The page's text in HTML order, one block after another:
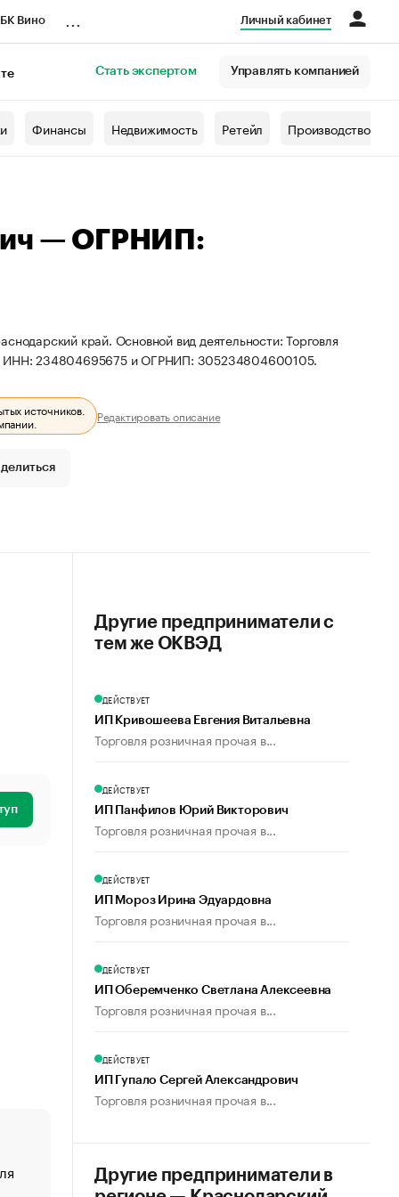
Вино Личный кабинет
Стать экспертом Управлять компанией
Финансы Недвижимость Ретейл Производство
— ОГРНИП:
край. Основной вид деятельности: Торговля
ИНН: 234804695675 и ОГРНИП: 305234804600105.
источников.
Редактировать описание
«От спорта тело стареет иначе». Как живет глава
создавшей GTA
Другие предприниматели с
тем же ОКВЭД
ДЕЙСТВУЕТ
ИП Кривошеева Евгения Витальевна
Торговля розничная прочая в...
ДЕЙСТВУЕТ
ИП Панфилов Юрий Викторович
Торговля розничная прочая в...
ДЕЙСТВУЕТ
ИП Мороз Ирина Эдуардовна
Торговля розничная прочая в...
ДЕЙСТВУЕТ
ИП Оберемченко Светлана Алексеевна
Торговля розничная прочая в...
ДЕЙСТВУЕТ
ИП Гупало Сергей Александрович
Торговля розничная прочая в...
Другие предприниматели в